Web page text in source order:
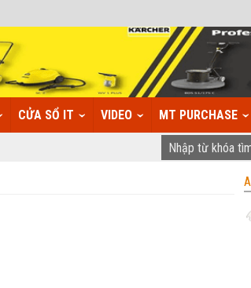
CỬA SỔ IT VIDEO MT PURCHASE